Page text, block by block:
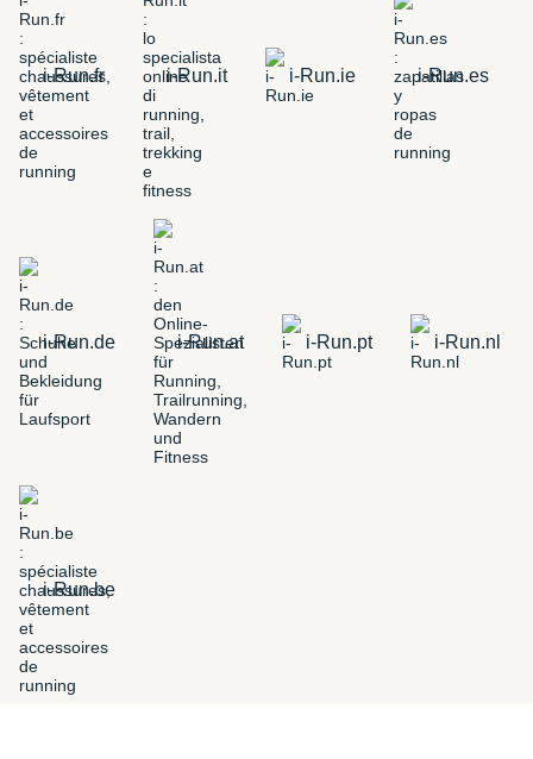
i-Run.fr i-Run.it i-Run.ie i-Run.es
i-Run.de i-Run.at i-Run.pt i-Run.nl
i-Run.be